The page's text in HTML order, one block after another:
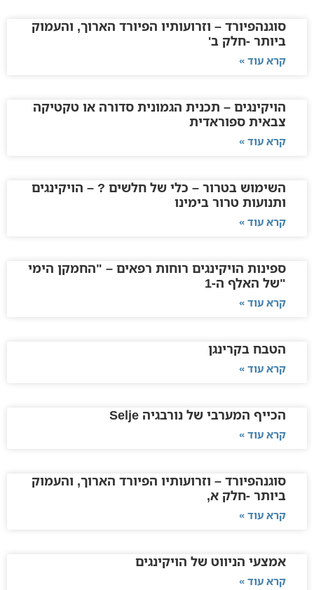
סוגנהפיורד – וזרועותיו הפיורד הארוך, והעמוק
ביותר -חלק ב'
קרא עוד »
הויקינגים – תכנית הגמונית סדורה או טקטיקה
צבאית ספוראדית
קרא עוד »
השימוש בטרור – כלי של חלשים ? – הויקינגים
ותנועות טרור בימינו
קרא עוד »
ספינות הויקינגים רוחות רפאים – "החמקן הימי
"של האלף ה-1
קרא עוד »
הטבח בקרינגן
קרא עוד »
הכייף המערבי של נורבגיה Selje
קרא עוד »
סוגנהפיורד – וזרועותיו הפיורד הארוך, והעמוק
ביותר -חלק א,
קרא עוד »
אמצעי הניווט של הויקינגים
קרא עוד »